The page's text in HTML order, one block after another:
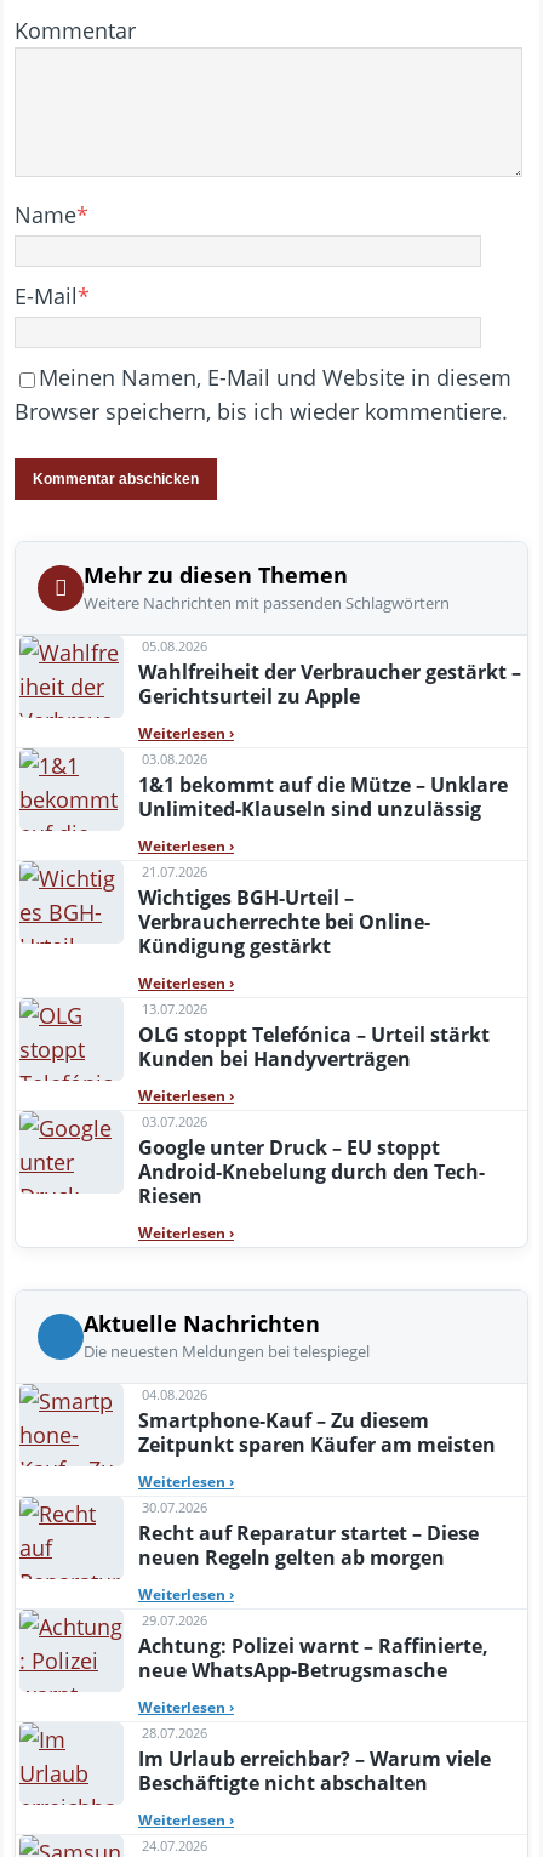
Kommentar
Name*
E-Mail*
Meinen Namen, E-Mail und Website in diesem
Browser speichern, bis ich wieder kommentiere.
Mehr zu diesen Themen
Weitere Nachrichten mit passenden Schlagwörtern
05.08.2026
Wahlfreiheit der Verbraucher gestärkt –
Gerichtsurteil zu Apple
Weiterlesen ›
03.08.2026
1&1 bekommt auf die Mütze – Unklare
Unlimited-Klauseln sind unzulässig
Weiterlesen ›
21.07.2026
Wichtiges BGH-Urteil –
Verbraucherrechte bei Online-
Kündigung gestärkt
Weiterlesen ›
13.07.2026
OLG stoppt Telefónica – Urteil stärkt
Kunden bei Handyverträgen
Weiterlesen ›
03.07.2026
Google unter Druck – EU stoppt
Android-Knebelung durch den Tech-
Riesen
Weiterlesen ›
Aktuelle Nachrichten
Die neuesten Meldungen bei telespiegel
04.08.2026
Smartphone-Kauf – Zu diesem
Zeitpunkt sparen Käufer am meisten
Weiterlesen ›
30.07.2026
Recht auf Reparatur startet – Diese
neuen Regeln gelten ab morgen
Weiterlesen ›
29.07.2026
Achtung: Polizei warnt – Raffinierte,
neue WhatsApp-Betrugsmasche
Weiterlesen ›
28.07.2026
Im Urlaub erreichbar? – Warum viele
Beschäftigte nicht abschalten
Weiterlesen ›
24.07.2026